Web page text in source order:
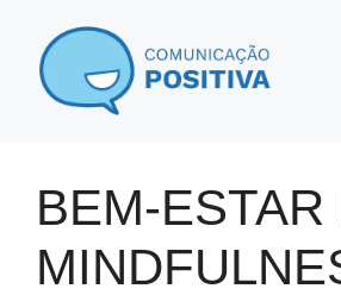
conteúdo
BEM-ESTAR